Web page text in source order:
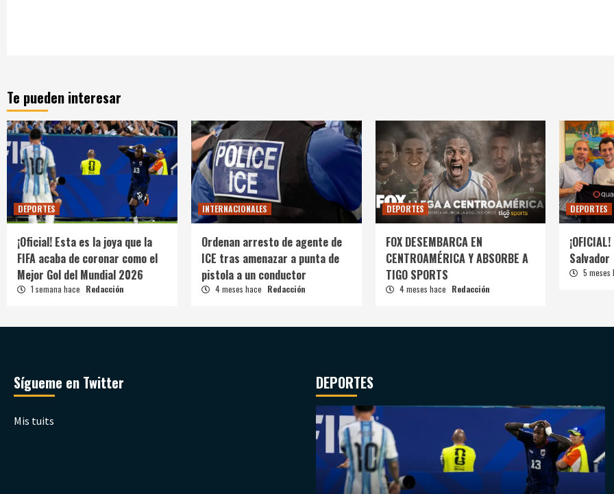
Te pueden interesar
DEPORTES
¡Oficial! Esta es la joya que la
FIFA acaba de coronar como el
Mejor Gol del Mundial 2026
1 semana hace Redacción
INTERNACIONALES
Ordenan arresto de agente de
ICE tras amenazar a punta de
pistola a un conductor
4 meses hace Redacción
DEPORTES
FOX DESEMBARCA EN
CENTROAMÉRICA Y ABSORBE A
TIGO SPORTS
4 meses hace Redacción
DEPORTES
Salvador
5
Sígueme en Twitter
Mis tuits
DEPORTES